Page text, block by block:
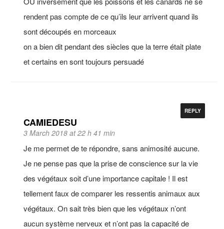
rendent pas compte de ce qu’ils leur arrivent quand ils
sont découpés en morceaux
on a bien dit pendant des siècles que la terre était plate
et certains en sont toujours persuadé
CAMIEDESU
3 March 2018 at 22 h 41 min
REPLY
Je me permet de te répondre, sans animosité aucune.
Je ne pense pas que la prise de conscience sur la vie
des végétaux soit d’une importance capitale ! Il est
tellement faux de comparer les ressentis animaux aux
végétaux. On sait très bien que les végétaux n’ont
aucun système nerveux et n’ont pas la capacité de